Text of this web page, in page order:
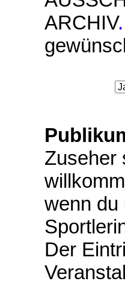
ARCHIV.
Zuseher
wenn du
Der